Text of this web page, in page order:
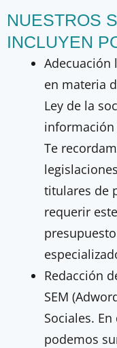
NUESTROS
INCLUYEN
Adecuación
en materia
Ley de la
información
Te
legislaciones
titulares de
requerir
Redacción
SEM
Sociales.
podemos